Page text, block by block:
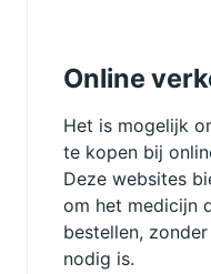
Online
Het is mogelijk
te kopen bij
Deze websites
om het medicijn
bestellen,
nodig is.